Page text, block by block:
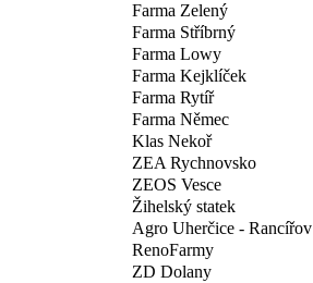
Farma Zelený
Farma Stříbrný
Farma Lowy
Farma Kejklíček
Farma Rytíř
Farma Němec
Klas Nekoř
ZEA Rychnovsko
ZEOS Vesce
Žihelský statek
Agro Uherčice - Rancířov
RenoFarmy
ZD Dolany